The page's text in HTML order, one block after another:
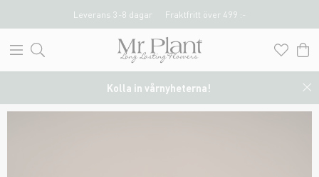
Leverans 3-8 dagar Fraktfritt över 499 :-
Kolla in vårnyheterna!